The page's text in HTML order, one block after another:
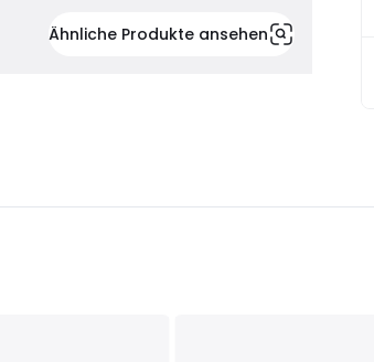
Ähnliche Produkte ansehen